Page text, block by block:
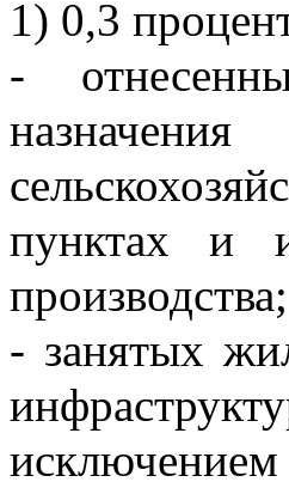
1) 0,3
-
пунктах и
производства;
- занятых